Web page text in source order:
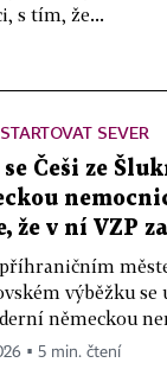
s tím, že...
SEVER
se Češi ze
že v ní VZP
výběžku se
německou
▪ 5 min. čtení